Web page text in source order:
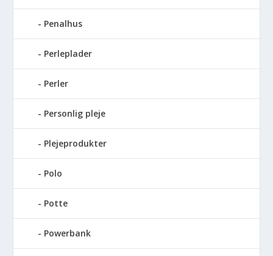
Penalhus
Perleplader
Perler
Personlig pleje
Plejeprodukter
Polo
Potte
Powerbank